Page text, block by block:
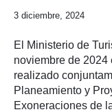
3 diciembre, 2024
El Ministerio de
noviembre de 2024
realizado
Planeamiento y
Exoneraciones de